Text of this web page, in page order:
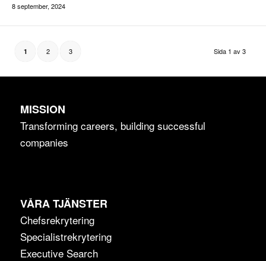
Addilon
8 september, 2024
Sida 1 av 3
1 2 3
MISSION
Transforming careers, building successful
companies
VÅRA TJÄNSTER
Chefsrekrytering
Specialistrekrytering
Executive Search